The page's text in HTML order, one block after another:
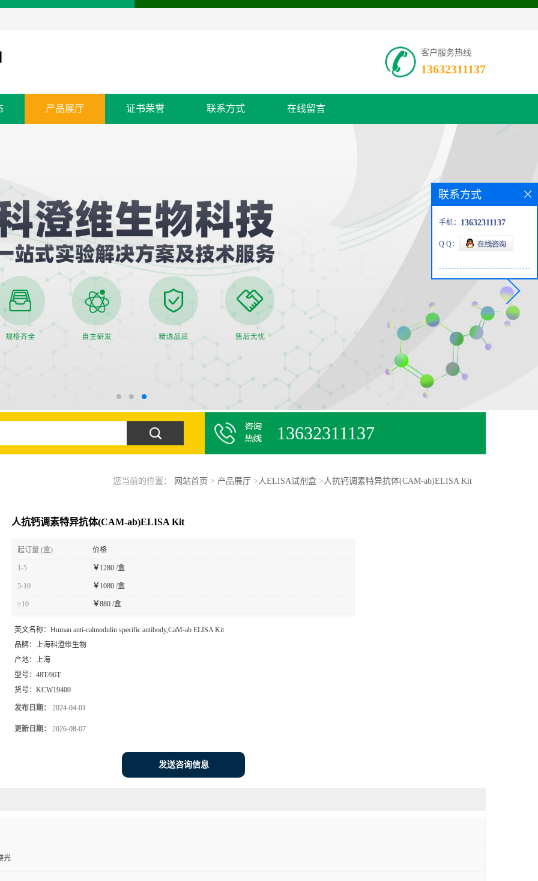
客户服务热线
13632311137
产品展厅 证书荣誉 联系方式 在线留言
13632311137
您当前的位置： 网站首页 > 产品展厅 >人ELISA试剂盒>人抗钙调素特异抗体(CAM-ab)ELISA Kit
人抗钙调素特异抗体(CAM-ab)ELISA Kit
起订量 (盒) 价格
1-5 ￥ 1280 /盒
5-10 ￥ 1080 /盒
≥10 ￥880 /盒
英文名称： Human anti-calmodulin specific antibody,CaM-ab ELISA Kit
品牌： 上海科澄维生物
产地： 上海
型号： 48T/96T
货号： KCW19400
发布日期： 2024-04-01
更新日期： 2026-08-07
发送咨询信息
光
联系方式
手机： 13632311137
Q Q：